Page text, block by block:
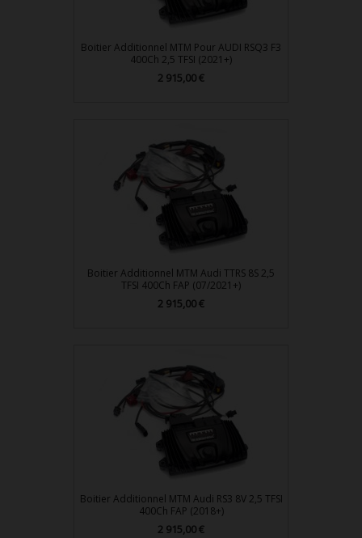
Boitier Additionnel MTM Pour AUDI RSQ3 F3
400Ch 2,5 TFSI (2021+)
Prix
2 915,00 €
Boitier Additionnel MTM Audi TTRS 8S 2,5
TFSI 400Ch FAP (07/2021+)
Prix
2 915,00 €
Boitier Additionnel MTM Audi RS3 8V 2,5 TFSI
400Ch FAP (2018+)
Prix
2 915,00 €